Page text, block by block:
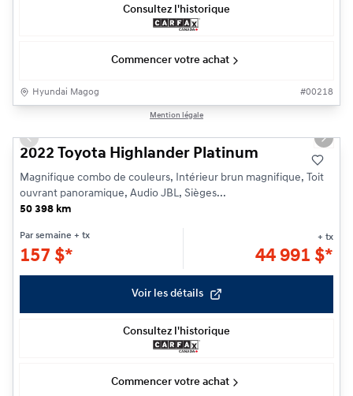
Consultez l'historique
Commencer votre achat
Hyundai Magog #00218
Mention légale
Previous slide Next
2022 Toyota Highlander Platinum
Magnifique combo de couleurs, Intérieur brun magnifique, Toit
ouvrant panoramique, Audio JBL, Sièges...
50 398 km
Par semaine + tx
157 $*
+ tx
44 991 $*
Voir les détails
Consultez l'historique
Commencer votre achat